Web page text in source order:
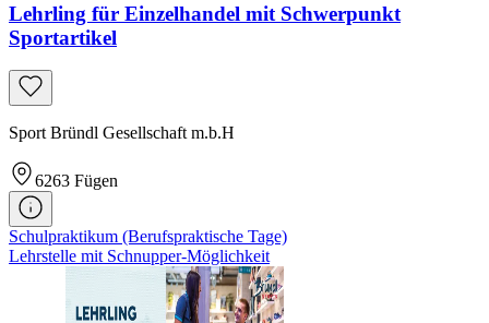
Lehrling für Einzelhandel mit Schwerpunkt
Sportartikel
Sport Bründl Gesellschaft m.b.H
6263 Fügen
Schulpraktikum (Berufspraktische Tage)
Lehrstelle mit Schnupper-Möglichkeit